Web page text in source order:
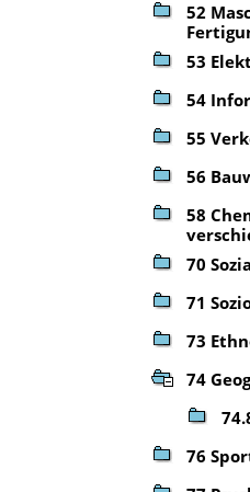
52
53
54
55
56
58
70
71
73
74
76